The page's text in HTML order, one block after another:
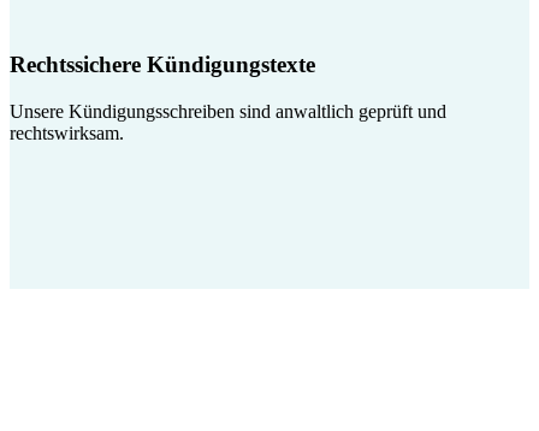
Rechtssichere Kündigungstexte
Unsere Kündigungsschreiben sind anwaltlich geprüft und
rechtswirksam.